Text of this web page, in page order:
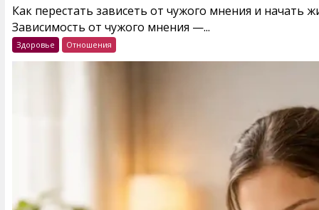
Как перестать зависеть от чужого мнения и начать
Зависимость от чужого мнения —...
Здоровье Отношения